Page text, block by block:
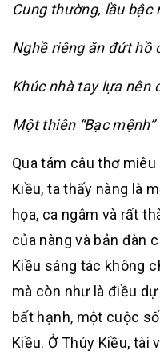
Cung thường, lầu bậc
Nghề riêng ăn đứt hồ
Khúc nhà tay lựa nên
Một thiên “Bạc
Qua tám câu thơ
Kiều, ta thấy nàng là
họa, ca ngâm và rất
của nàng và bản đàn
Kiều sáng tác không
mà còn như là điều
bất hạnh, một cuộc
Kiều. Ở Thúy Kiều, tài